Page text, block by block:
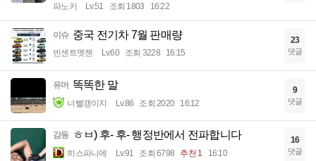
파노키 Lv.51 조회 1803 16:22
이슈 중국 전기차 7월 판매량
빈센트멧젠 Lv.60 조회 3228 16:15
23
댓글
유머 똑똑한 말
너빨갱이지 Lv.86 조회 2020 16:12
9
댓글
감동 ㅎㅂ) 후- 후- 행정반에서 전파합니다
히스파니에 Lv.91 조회 6798 추천 1 16:10
16
댓글